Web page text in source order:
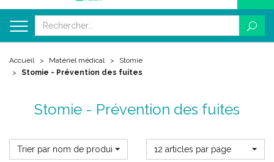
Accueil Matériel médical
Stomie
Stomie - Prévention des fuites
Stomie - Prévention des fuites
Trier par nom de produit 12 articles par page